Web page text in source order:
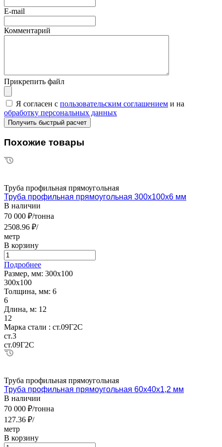
E-mail
Комментарий
Прикрепить файл
Я согласен с пользовательским соглашением и на
обработку персональных данных
Похожие товары
Труба профильная прямоугольная
Труба профильная прямоугольная 300х100х6 мм
В наличии
70 000 ₽/тонна
2508.96 ₽/
метр
В корзину
Подробнее
Размер, мм: 300х100
300х100
Толщина, мм: 6
6
Длина, м: 12
12
Марка стали : ст.09Г2С
ст.3
ст.09Г2С
Труба профильная прямоугольная
Труба профильная прямоугольная 60х40х1,2 мм
В наличии
70 000 ₽/тонна
127.36 ₽/
метр
В корзину